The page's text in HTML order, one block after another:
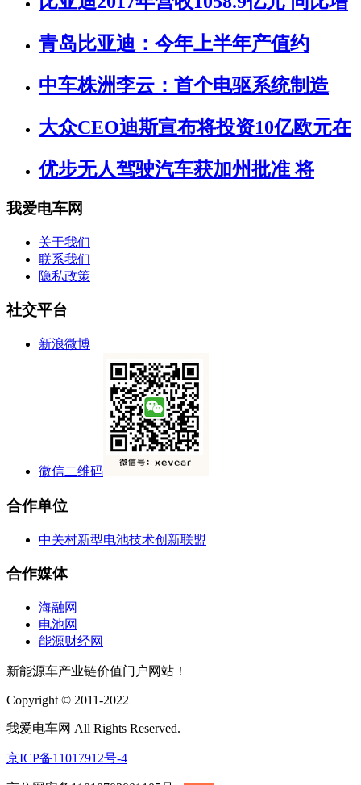
青岛比亚迪：今年上半年产值约
中车株洲李云：首个电驱系统制造
大众CEO迪斯宣布将投资10亿欧元在
优步无人驾驶汽车获加州批准 将
我爱电车网
关于我们
联系我们
隐私政策
社交平台
新浪微博
微信二维码
合作单位
中关村新型电池技术创新联盟
合作媒体
海融网
电池网
能源财经网
新能源车产业链价值门户网站！
Copyright © 2011-2022
我爱电车网 All Rights Reserved.
京ICP备11017912号-4